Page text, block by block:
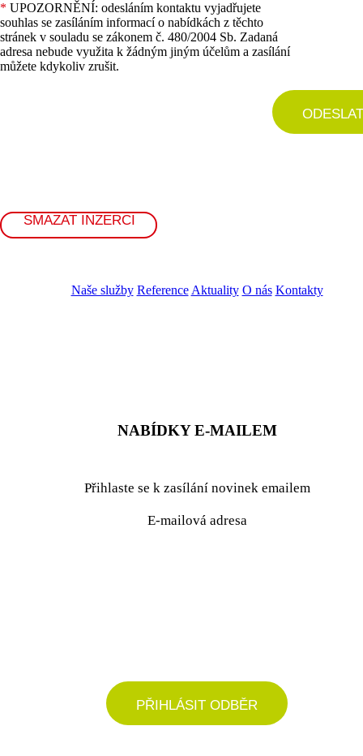
* UPOZORNĚNÍ: odesláním kontaktu vyjadřujete
souhlas se zasíláním informací o nabídkách z těchto
stránek v souladu se zákonem č. 480/2004 Sb. Zadaná
adresa nebude využita k žádným jiným účelům a zasílání
můžete kdykoliv zrušit.
ODESLAT
SMAZAT INZERCI
Naše služby Reference Aktuality O nás Kontakty
NABÍDKY E-MAILEM
Přihlaste se k zasílání novinek emailem
E-mailová adresa
PŘIHLÁSIT ODBĚR